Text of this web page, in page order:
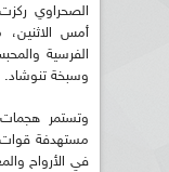
الصحراوي
أمس الاثنين،
الفرسية
وسبخة تنوشاد.
وتستمر
مستهدفة قوات
في الأرواح